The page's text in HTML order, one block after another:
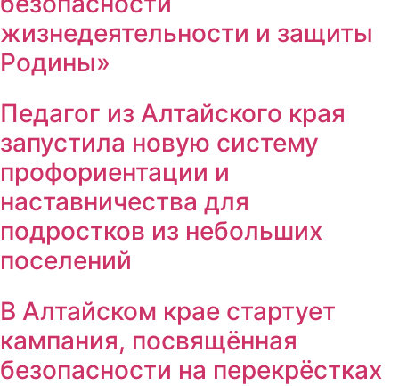
жизнедеятельности и защиты
Родины»
Педагог из Алтайского края
запустила новую систему
профориентации и
наставничества для
подростков из небольших
поселений
В Алтайском крае стартует
кампания, посвящённая
безопасности на перекрёстках